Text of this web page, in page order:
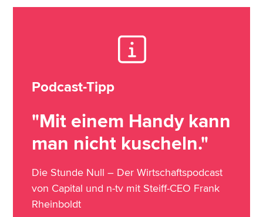
Podcast-Tipp
"Mit einem Handy kann
man nicht kuscheln."
Die Stunde Null – Der Wirtschaftspodcast
von Capital und n-tv mit Steiff-CEO Frank
Rheinboldt